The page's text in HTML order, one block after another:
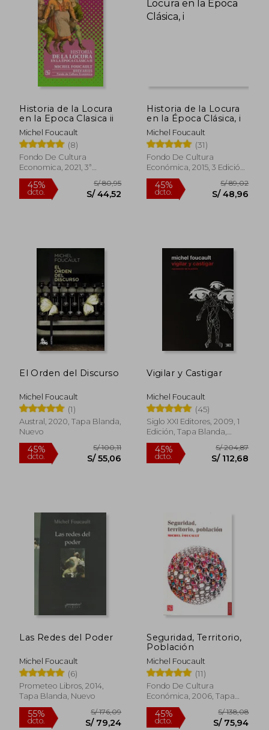
dcto. S/ 71,20 dcto.
Historia de la Locura
en la Epoca Clasica ii
Michel Foucault
(8)
Fondo De Cultura
Economica, 2021, 3ª
Edición, Tapa Blanda,
Nuevo
45%
dcto.
S/ 80,95
S/ 44,52
Historia de la Locura
en la Época Clásica, i
Michel Foucault
(31)
Fondo De Cultura
Económica, 2015, 3 Edición,
Tapa Blanda, Nuevo
45%
El Orden del Discurso
Michel Foucault
(1)
Austral, 2020, Tapa Blanda,
Nuevo
Vigilar y Castigar
Michel Foucault
(45)
Siglo XXI Editores, 2009, 1
Edición, Tapa Blanda,
Nuevo
45%
dcto.
Las Redes del Poder
Michel Foucault
(6)
Prometeo Libros, 2014,
Tapa Blanda, Nuevo
Seguridad, Territorio,
Población
Michel Foucault
(11)
Fondo De Cultura
Económica, 2006, Tapa
Blanda, Nuevo